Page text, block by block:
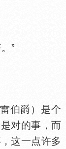
”
伯爵）是个
对的事，而
这一点许多